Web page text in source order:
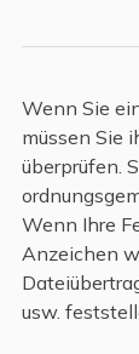
Wenn Sie
müssen Sie
überprüfen.
Wenn Ihre
Anzeichen
usw.